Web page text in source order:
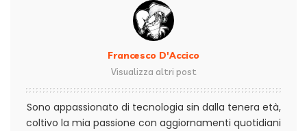
Francesco D'Accico
Visualizza altri post
Sono appassionato di tecnologia sin dalla tenera età,
coltivo la mia passione con aggiornamenti quotidiani